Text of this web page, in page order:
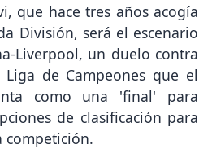
que hace tres años acogía
División, será el escenario
Liverpool, un duelo contra
de Campeones que el
como una 'final' para
de clasificación para
competición.